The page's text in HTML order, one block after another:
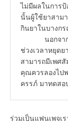
ไม่มีผลในก
นั้นผู้ใช้ยาสาม
กินยาในบางก
นอกจากนี้ย
ช่วงเวลาหยุด
สามารถมีเ
คุณควรลองไป
ครรภ์ มาทดสอ
ร่วมเป็นแฟนเพจเ